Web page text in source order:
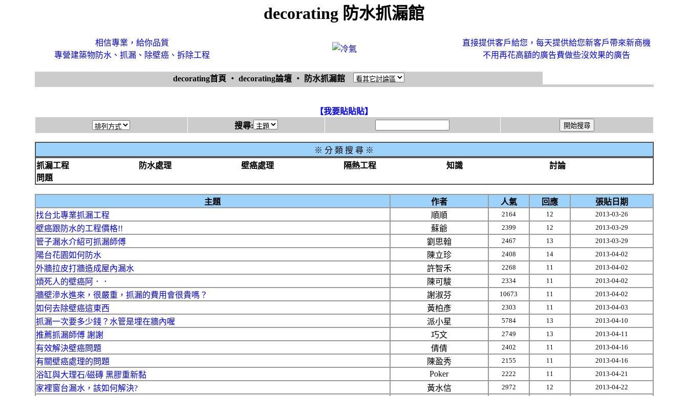
decorating 防水抓漏館
相信專業，給你品質
專營建築物防水、抓漏、除壁癌、拆除工程
直接提供客戶給您，每天提供給您新客戶帶來新商機
不用再花高額的廣告費做些沒效果的廣告
decorating首頁 ‧ decorating論壇 ‧ 防水抓漏館
【我要貼貼貼】
搜尋:
※ 分 類 搜 尋 ※
抓漏工程
防水處理 壁癌處理 隔熱工程 知識
討論
問題
主題 作者 人氣 回應
張貼日期
找台北專業抓漏工程
順順 2164 12 2013-03-26
壁癌跟防水的工程價格!! 蘇爺 2399 12 2013-03-29
管子漏水介紹可抓漏師傅 劉思翰 2467 13 2013-03-29
陽台花園如何防水 陳立珍 2408 14 2013-04-02
外牆拉皮打牆造成屋內漏水 許智禾 2268 11 2013-04-02
煩死人的壁癌阿．． 陳可駿 2334 11 2013-04-02
牆壁滲水進來，很嚴重，抓漏的費用會很貴嗎？ 謝淑芬 10673 11 2013-04-02
如何去除壁癌這東西 黃柏彥 2303 11 2013-04-03
抓漏一次要多少錢？水管是埋在牆內喔 派小星 5784 13 2013-04-10
推薦抓漏師傅 謝謝 巧文 2749 13 2013-04-11
有效解決壁癌問題 倩倩 2402 11 2013-04-16
有關壁癌處理的問題 陳盈秀 2155 11 2013-04-16
浴缸與大理石/磁磚 黑膠重新黏 Poker 2222 11 2013-04-21
家裡窗台漏水，該如何解決? 黃水信 2972 12 2013-04-22